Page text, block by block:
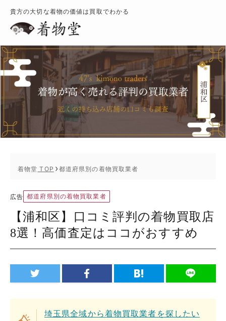
貴方の大切な着物の価値は買取でわかる
着物堂 TOP 都道府県別の着物買取業者
広告 都道府県別の着物買取業者
【浦和区】口コミ評判の着物買取店
8選！高価査定はココがおすすめ
埼玉県全域から着物買取業者を探したい